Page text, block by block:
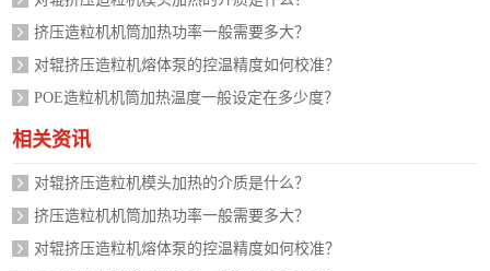
挤压造粒机机筒加热功率一般需要多大？
对辊挤压造粒机熔体泵的控温精度如何校准？
POE造粒机机筒加热温度一般设定在多少度？
相关资讯
对辊挤压造粒机模头加热的介质是什么？
挤压造粒机机筒加热功率一般需要多大？
对辊挤压造粒机熔体泵的控温精度如何校准？